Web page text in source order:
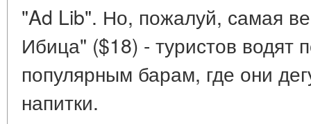
"Ad Lib". Но, пожалуй, самая
Ибица" ($18) - туристов водят
популярным барам, где они
напитки.